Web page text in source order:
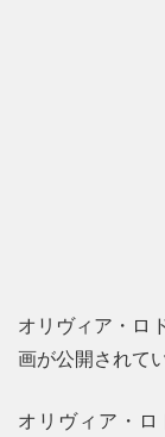
オリヴィア・ロ
画が公開されてい
オリヴィア・